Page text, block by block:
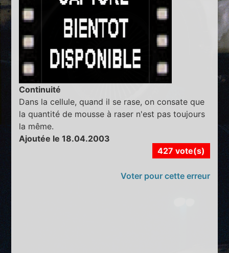
Continuité
Dans la cellule, quand il se rase, on consate que
la quantité de mousse à raser n'est pas toujours
la même.
Ajoutée le 18.04.2003
427 vote(s)
Voter pour cette erreur